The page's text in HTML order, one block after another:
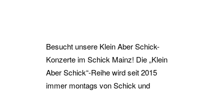
Besucht unsere Klein Aber Schick-
Konzerte im Schick Mainz! Die „Klein
Aber Schick“-Reihe wird seit 2015
immer montags von Schick und